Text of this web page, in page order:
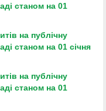
станом на 01
на публічну
станом на 01 січня
на публічну
станом на 01